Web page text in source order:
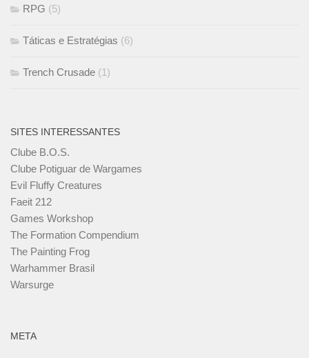
RPG (5)
Táticas e Estratégias (6)
Trench Crusade (1)
SITES INTERESSANTES
Clube B.O.S.
Clube Potiguar de Wargames
Evil Fluffy Creatures
Faeit 212
Games Workshop
The Formation Compendium
The Painting Frog
Warhammer Brasil
Warsurge
META